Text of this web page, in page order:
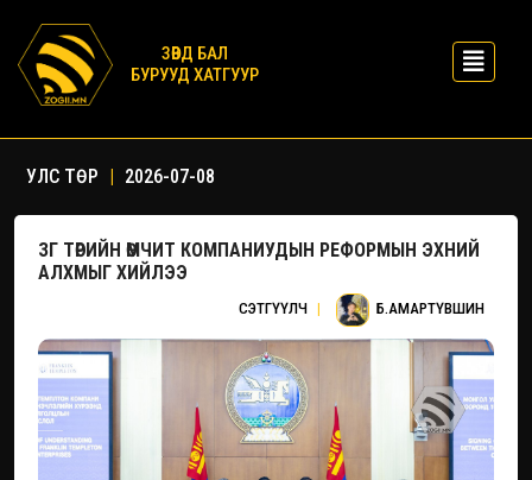
ЗӨВД БАЛ
БУРУУД ХАТГУУР
УЛС ТӨР | 2026-07-08
ЗГ ТӨРИЙН ӨМЧИТ КОМПАНИУДЫН РЕФОРМЫН ЭХНИЙ
АЛХМЫГ ХИЙЛЭЭ
СЭТГҮҮЛЧ | Б.АМАРТҮВШИН